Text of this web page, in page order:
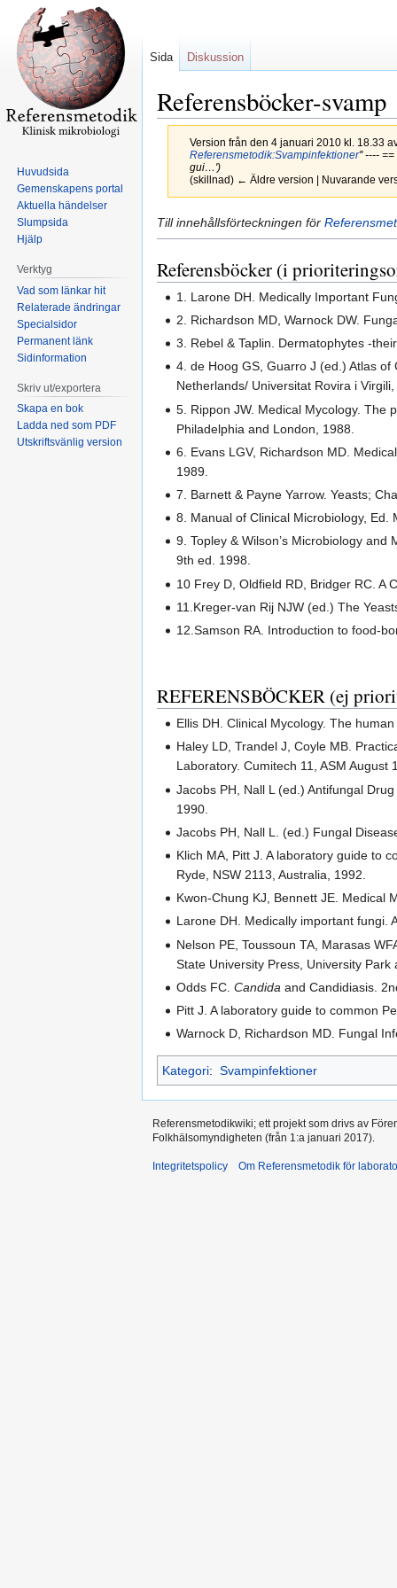
Referensböcker-svamp
Version från den 4 januari 2010 kl. 18.33
Referensmetodik:Svampinfektioner'' ----
gui…')
(skillnad) ← Äldre version | Nuvarande
Hoppa
till
navigering
Hoppa
till
Till innehållsförteckningen för
Referensböcker (i
1. Larone DH. Medically Important
2. Richardson MD, Warnock DW.
3. Rebel & Taplin. Dermatophytes -
4. de Hoog GS, Guarro J (ed.) Atlas
Netherlands/ Universitat Rovira i
5. Rippon JW. Medical Mycology. The
Philadelphia and London, 1988.
6. Evans LGV, Richardson MD.
1989.
7. Barnett & Payne Yarrow. Yeasts;
8. Manual of Clinical Microbiology,
9. Topley & Wilson’s Microbiology
9th ed. 1998.
10 Frey D, Oldfield RD, Bridger RC. A
11.Kreger-van Rij NJW (ed.) The
12.Samson RA. Introduction to food-
REFERENSBÖCKER (ej
Ellis DH. Clinical Mycology. The
Haley LD, Trandel J, Coyle MB.
Laboratory. Cumitech 11, ASM August
Jacobs PH, Nall L (ed.) Antifungal
1990.
Jacobs PH, Nall L. (ed.) Fungal
Klich MA, Pitt J. A laboratory guide to
Ryde, NSW 2113, Australia, 1992.
Kwon-Chung KJ, Bennett JE. Medical
Larone DH. Medically important fungi.
Nelson PE, Toussoun TA, Marasas
State University Press, University
Odds FC.Candida and Candidiasis.
Pitt J. A laboratory guide to common
Warnock D, Richardson MD. Fungal
Kategori: Svampinfektioner
Sida Diskussion
Huvudsida
Gemenskapens portal
Aktuella händelser
Slumpsida
Hjälp
Verktyg
Vad som länkar hit
Relaterade ändringar
Specialsidor
Permanent länk
Sidinformation
Skriv ut/exportera
Skapa en bok
Ladda ned som PDF
Utskriftsvänlig version
Referensmetodikwiki; ett projekt som drivs av
Folkhälsomyndigheten (från 1:a januari 2017).
Integritetspolicy Om Referensmetodik för